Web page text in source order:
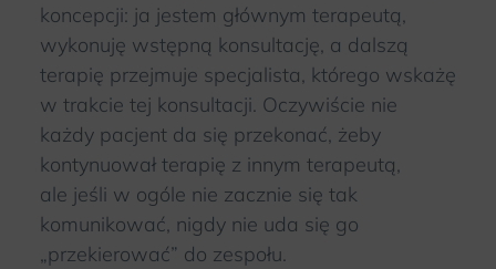
koncepcji: ja jestem głównym terapeutą,
wykonuję wstępną konsultację, a dalszą
terapię przejmuje specjalista, którego wskażę
w trakcie tej konsultacji. Oczywiście nie
każdy pacjent da się przekonać, żeby
kontynuował terapię z innym terapeutą,
ale jeśli w ogóle nie zacznie się tak
komunikować, nigdy nie uda się go
„przekierować” do zespołu.